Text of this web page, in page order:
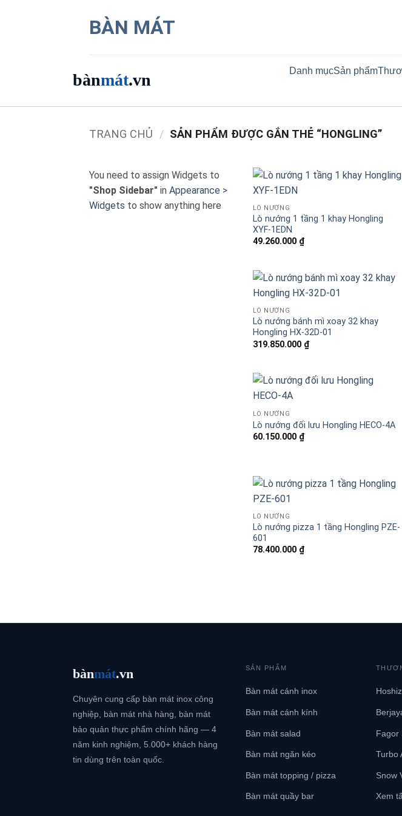
BÀN MÁT
bànmát.vn Danh mụcSản phẩm
Báo
TRANG CHỦ / SẢN PHẨM ĐƯỢC GẮN THẺ “HONGLING”
You need to assign Widgets to
"Shop Sidebar" in Appearance >
Widgets to show anything here LÒ NƯỚNG
Lò nướng 1 tầng 1 khay Hongling
XYF-1EDN
49.260.000 ₫
LÒ NƯỚNG
Lò nướng bánh mì xoay 32 khay
Hongling HX-32D-01
319.850.000 ₫
LÒ NƯỚNG
Lò nướng đối lưu Hongling HECO-4A
60.150.000 ₫
LÒ NƯỚNG
Lò nướng pizza 1 tầng Hongling PZE-
601
78.400.000 ₫
bànmát.vn
Chuyên cung cấp bàn mát inox công
nghiệp, bàn mát nhà hàng, bàn mát
bảo quản thực phẩm chính hãng — 4
năm kinh nghiệm, 5.000+ khách hàng
tin dùng trên toàn quốc.
SẢN PHẨM
Bàn mát cánh inox
Bàn mát cánh kính
Bàn mát salad
Bàn mát ngăn kéo
Bàn mát topping / pizza
Bàn mát quầy bar
Fagor
Turbo
Snow
Xem